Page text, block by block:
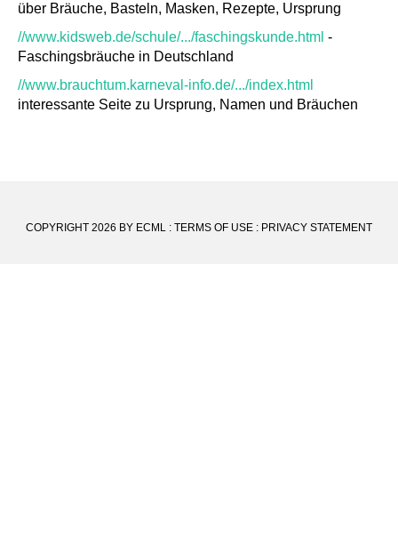
über Bräuche, Basteln, Masken, Rezepte, Ursprung
//www.kidsweb.de/schule/.../faschingskunde.html -
Faschingsbräuche in Deutschland
//www.brauchtum.karneval-info.de/.../index.html
interessante Seite zu Ursprung, Namen und Bräuchen
COPYRIGHT 2026 BY ECML : TERMS OF USE : PRIVACY STATEMENT